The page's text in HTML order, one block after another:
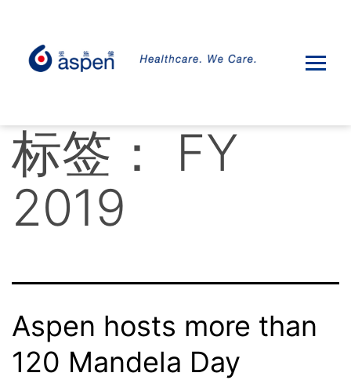
标签： FY
2019
Aspen hosts more than
120 Mandela Day